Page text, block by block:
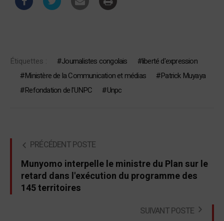
Étiquettes : Journalistes congolais
liberté d'expression
Ministère de la Communication et médias
Patrick Muyaya
Refondation de l'UNPC
Unpc
PRÉCÉDENT POSTE
Munyomo interpelle le ministre du Plan sur le
retard dans l'exécution du programme des
145 territoires
SUIVANT POSTE